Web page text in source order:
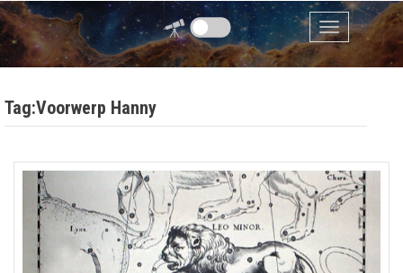
Przejdź do zawartości
Menu
Tag:Voorwerp Hanny